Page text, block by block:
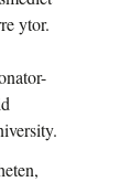
ytor.